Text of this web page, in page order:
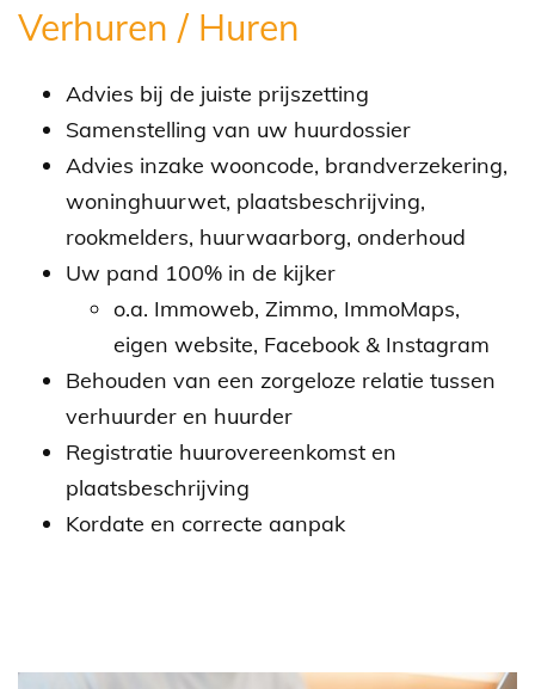
Verhuren / Huren
Advies bij de juiste prijszetting
Samenstelling van uw huurdossier
Advies inzake wooncode, brandverzekering,
woninghuurwet, plaatsbeschrijving,
rookmelders, huurwaarborg, onderhoud
Uw pand 100% in de kijker
o.a. Immoweb, Zimmo, ImmoMaps,
eigen website, Facebook & Instagram
Behouden van een zorgeloze relatie tussen
verhuurder en huurder
Registratie huurovereenkomst en
plaatsbeschrijving
Kordate en correcte aanpak